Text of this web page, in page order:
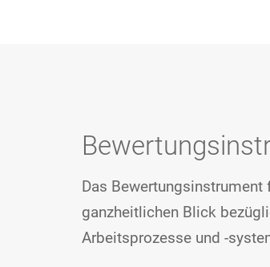
Das
ganzheitlichen Blick
Arbeitsprozesse und -